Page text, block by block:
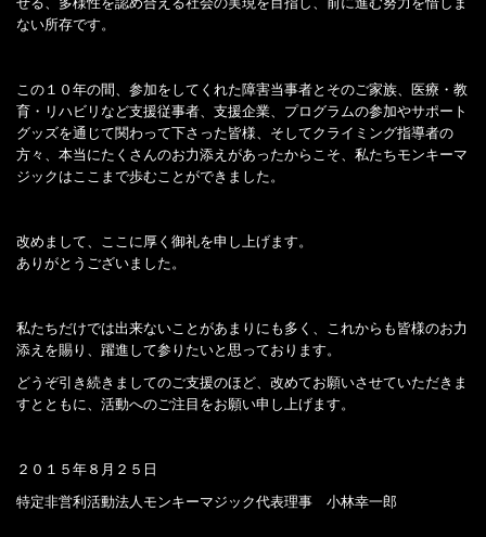
ない所存です。
この１０年の間、参加をしてくれた障害当事者とそのご家族、医療・教
育・リハビリなど支援従事者、支援企業、プログラムの参加やサポート
グッズを通じて関わって下さった皆様、そしてクライミング指導者の
方々、本当にたくさんのお力添えがあったからこそ、私たちモンキーマ
ジックはここまで歩むことができました。
改めまして、ここに厚く御礼を申し上げます。
ありがとうございました。
私たちだけでは出来ないことがあまりにも多く、これからも皆様のお力
添えを賜り、躍進して参りたいと思っております。
どうぞ引き続きましてのご支援のほど、改めてお願いさせていただきま
すとともに、活動へのご注目をお願い申し上げます。
２０１５年８月２５日
特定非営利活動法人モンキーマジック代表理事 小林幸一郎